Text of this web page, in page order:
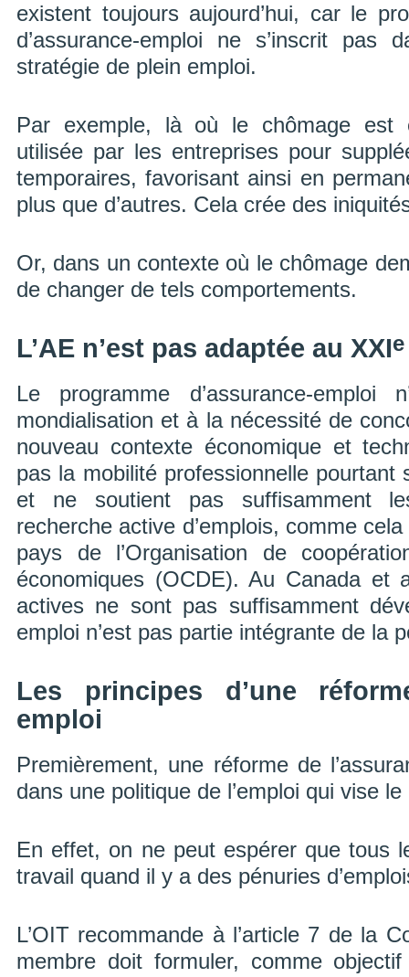
existent toujours aujourd’hui, car le
d’assurance-emploi ne s’inscrit pas
stratégie de plein emploi.
Par exemple, là où le chômage est
utilisée par les entreprises pour
temporaires, favorisant ainsi en
plus que d’autres. Cela crée des
Or, dans un contexte où le chômage
de changer de tels comportements.
L’AE n’est pas adaptée au XXIe
Le programme d’assurance-
mondialisation et à la nécessité de
nouveau contexte économique et
pas la mobilité professionnelle pourtant
et ne soutient pas suffisamment
recherche active d’emplois, comme
pays de l’Organisation de
économiques (OCDE). Au Canada et
actives ne sont pas suffisamment
emploi n’est pas partie intégrante de la
Les principes d’une
emploi
Premièrement, une réforme de
dans une politique de l’emploi qui vise
En effet, on ne peut espérer que tous
travail quand il y a des pénuries
L’OIT recommande à l’article 7 de la
membre doit formuler, comme